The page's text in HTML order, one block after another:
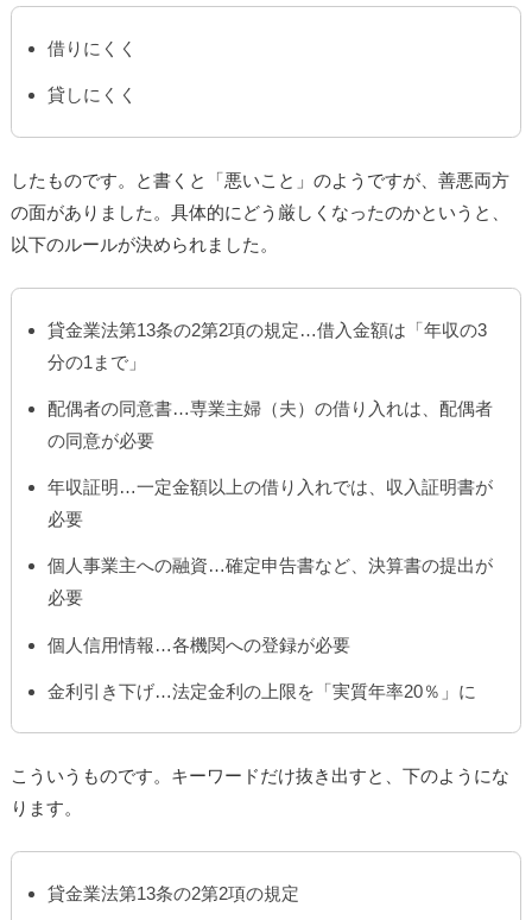
借りにくく
貸しにくく
したものです。と書くと「悪いこと」のようですが、善悪両方
の面がありました。具体的にどう厳しくなったのかというと、
以下のルールが決められました。
貸金業法第13条の2第2項の規定…借入金額は「年収の3
分の1まで」
配偶者の同意書…専業主婦（夫）の借り入れは、配偶者
の同意が必要
年収証明…一定金額以上の借り入れでは、収入証明書が
必要
個人事業主への融資…確定申告書など、決算書の提出が
必要
個人信用情報…各機関への登録が必要
金利引き下げ…法定金利の上限を「実質年率20％」に
こういうものです。キーワードだけ抜き出すと、下のようにな
ります。
貸金業法第13条の2第2項の規定